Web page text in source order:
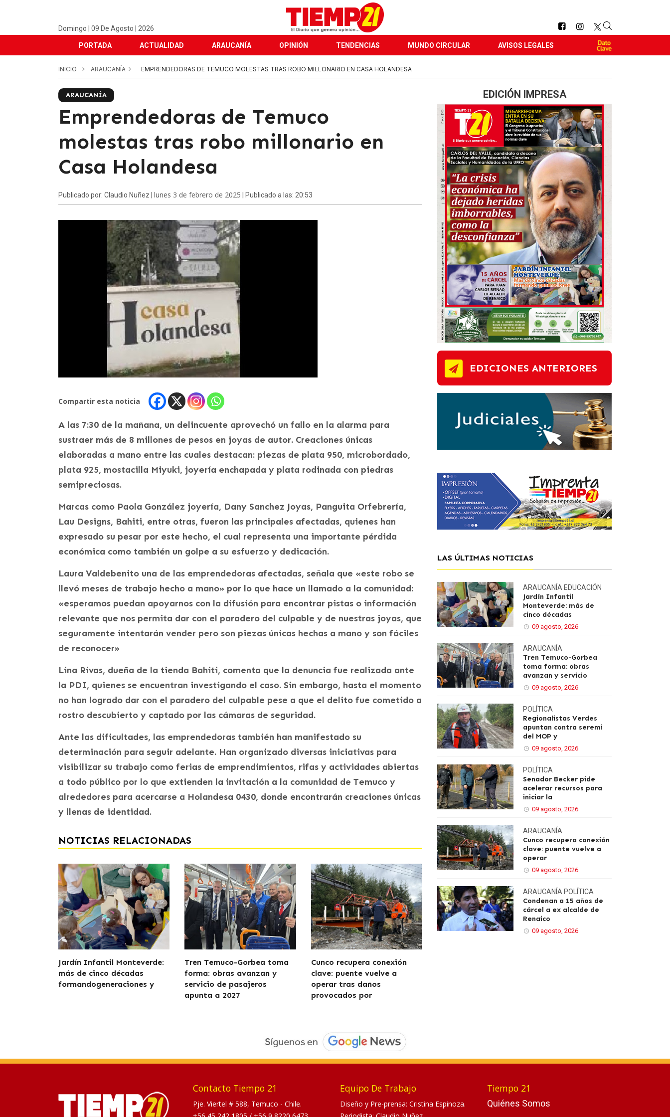
Domingo | 09 De Agosto | 2026
PORTADA ACTUALIDAD ARAUCANÍA OPINIÓN TENDENCIAS MUNDO CIRCULAR AVISOS LEGALES
INICIO ARAUCANÍA EMPRENDEDORAS DE TEMUCO MOLESTAS TRAS ROBO MILLONARIO EN CASA HOLANDESA
ARAUCANÍA
Emprendedoras de Temuco
molestas tras robo millonario en
Casa Holandesa
Publicado por: Claudio Nuñez | lunes 3 de febrero de 2025 | Publicado a las: 20:53
Compartir esta noticia
A las 7:30 de la mañana, un delincuente aprovechó un fallo en la alarma para
sustraer más de 8 millones de pesos en joyas de autor. Creaciones únicas
elaboradas a mano entre las cuales destacan: piezas de plata 950, microbordado,
plata 925, mostacilla Miyuki, joyería enchapada y plata rodinada con piedras
semipreciosas.
Marcas como Paola González joyería, Dany Sanchez Joyas, Panguita Orfebrería,
Lau Designs, Bahiti, entre otras, fueron las principales afectadas, quienes han
expresado su pesar por este hecho, el cual representa una importante pérdida
económica como también un golpe a su esfuerzo y dedicación.
Laura Valdebenito una de las emprendedoras afectadas, señala que «este robo se
llevó meses de trabajo hecho a mano» por lo que hace un llamado a la comunidad:
«esperamos puedan apoyarnos con la difusión para encontrar pistas o información
relevante que nos permita dar con el paradero del culpable y de nuestras joyas, que
seguramente intentarán vender pero son piezas únicas hechas a mano y son fáciles
de reconocer»
Lina Rivas, dueña de la tienda Bahiti, comenta que la denuncia fue realizada ante
la PDI, quienes se encuentran investigando el caso. Sin embargo, hasta el momento
no han logrado dar con el paradero del culpable pese a que el delito fue cometido a
rostro descubierto y captado por las cámaras de seguridad.
Ante las dificultades, las emprendedoras también han manifestado su
determinación para seguir adelante. Han organizado diversas iniciativas para
visibilizar su trabajo como ferias de emprendimientos, rifas y actividades abiertas
a todo público por lo que extienden la invitación a la comunidad de Temuco y
alrededores para acercarse a Holandesa 0430, donde encontrarán creaciones únicas
y llenas de identidad.
NOTICIAS RELACIONADAS
Jardín Infantil Monteverde:
más de cinco décadas
formandogeneraciones y
Tren Temuco-Gorbea toma
forma: obras avanzan y
servicio de pasajeros
apunta a 2027
Cunco recupera conexión
clave: puente vuelve a
operar tras daños
provocados por
EDICIÓN IMPRESA
EDICIONES ANTERIORES
LAS ÚLTIMAS NOTICIAS
ARAUCANÍA EDUCACIÓN
Jardín Infantil
Monteverde: más de
cinco décadas
09 agosto, 2026
ARAUCANÍA
Tren Temuco-Gorbea
toma forma: obras
avanzan y servicio
09 agosto, 2026
POLÍTICA
Regionalistas Verdes
apuntan contra seremi
del MOP y
09 agosto, 2026
POLÍTICA
Senador Becker pide
acelerar recursos para
iniciar la
09 agosto, 2026
ARAUCANÍA
Cunco recupera conexión
clave: puente vuelve a
operar
09 agosto, 2026
ARAUCANÍA POLÍTICA
Condenan a 15 años de
cárcel a ex alcalde de
Renaico
09 agosto, 2026
Contacto Tiempo 21
Pje. Viertel # 588, Temuco - Chile.
Equipo De Trabajo
Diseño y Pre-prensa: Cristina Espinoza.
Tiempo 21
Quiénes Somos